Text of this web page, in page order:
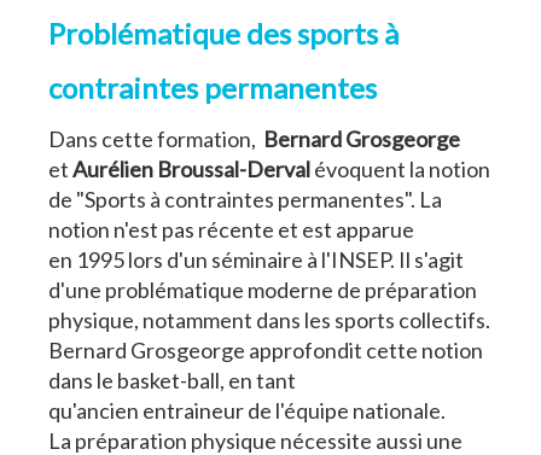
Problématique des sports à
contraintes permanentes
Dans cette formation, Bernard Grosgeorge
etAurélien Broussal-Dervalévoquent la notion
de "Sports à contraintes permanentes". La
notion n'est pas récente et est apparue
en 1995 lors d'un séminaire à l'INSEP. Il s'agit
d'une problématique moderne de préparation
physique, notamment dans les sports collectifs.
Bernard Grosgeorge approfondit cette notion
dans le basket-ball, en tant
qu'ancien entraineur de l'équipe nationale.
La préparation physique nécessite aussi une